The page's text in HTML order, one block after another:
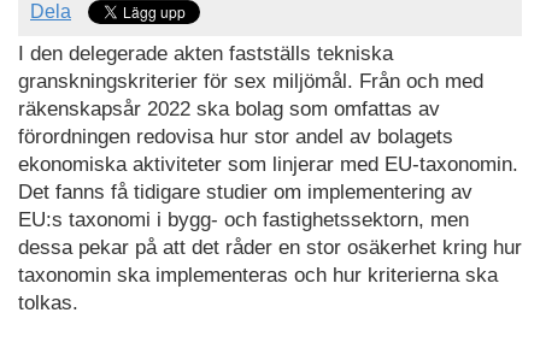
Dela
I den delegerade akten fastställs tekniska
granskningskriterier för sex miljömål. Från och med
räkenskapsår 2022 ska bolag som omfattas av
förordningen redovisa hur stor andel av bolagets
ekonomiska aktiviteter som linjerar med EU-taxonomin.
Det fanns få tidigare studier om implementering av
EU:s taxonomi i bygg- och fastighetssektorn, men
dessa pekar på att det råder en stor osäkerhet kring hur
taxonomin ska implementeras och hur kriterierna ska
tolkas.